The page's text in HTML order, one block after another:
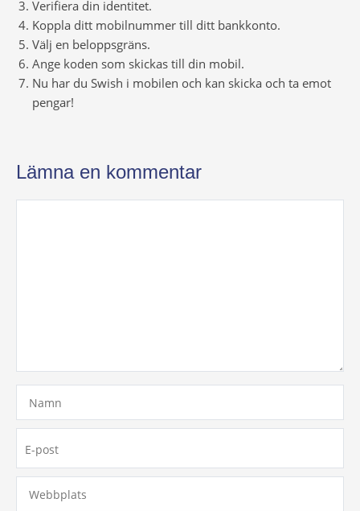
Verifiera din identitet.
Koppla ditt mobilnummer till ditt bankkonto.
Välj en beloppsgräns.
Ange koden som skickas till din mobil.
Nu har du Swish i mobilen och kan skicka och ta emot
pengar!
Lämna en kommentar
post